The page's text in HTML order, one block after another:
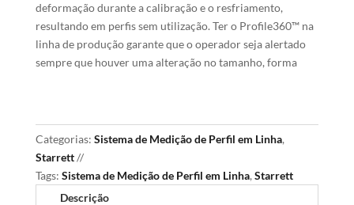
deformação durante a calibração e o resfriamento,
resultando em perfis sem utilização. Ter o Profile360™ na
linha de produção garante que o operador seja alertado
sempre que houver uma alteração no tamanho, forma
Categorias: Sistema de Medição de Perfil em Linha,
Starrett
Tags: Sistema de Medição de Perfil em Linha, Starrett
Descrição